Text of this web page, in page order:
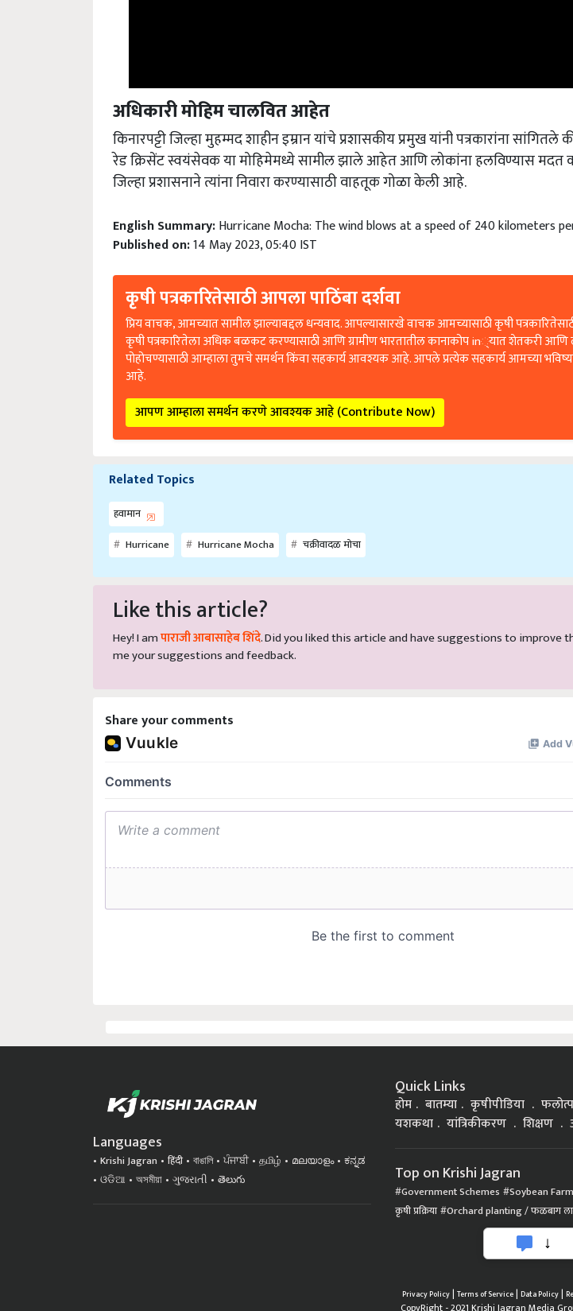
अधिकारी मोहिम चालवित आहेत
किनारपट्टी जिल्हा मुहम्मद शाहीन इम्रान यांचे प्रशासकीय प्रमुख यांनी पत्रकारांना सांगितले
रेड क्रिसेंट स्वयंसेवक या मोहिमेमध्ये सामील झाले आहेत आणि लोकांना हलविण्यास
जिल्हा प्रशासनाने त्यांना निवारा करण्यासाठी वाहतूक गोळा केली आहे.
English Summary:Hurricane Mocha: The wind blows at a speed of 240 kilometers
Published on:14 May 2023, 05:40 IST
कृषी पत्रकारितेसाठी आपला पाठिंबा दर्शवा
प्रिय वाचक, आमच्यात सामील झाल्याबद्दल धन्यवाद. आपल्यासारखे वाचक आमच्यासाठी कृषी
कृषी पत्रकारितेला अधिक बळकट करण्यासाठी आणि ग्रामीण भारतातील कानाकोप in्यात शेतकरी आणि
पोहोचण्यासाठी आम्हाला तुमचे समर्थन किंवा सहकार्य आवश्यक आहे. आपले प्रत्येक सहकार्य आमच्या
आहे.
आपण आम्हाला समर्थन करणे आवश्यक आहे (Contribute Now)
Related Topics
हवामान
Hurricane
Hurricane Mocha चक्रीवादळ मोचा
Like this article?
Hey! I amपाराजी आबासाहेब शिंदे. Did you liked this article and have suggestions to improve
me your suggestions and feedback.
Share your comments
Languages
Krishi Jagran हिंदी বাঙালি ਪੰਜਾਬੀ தமிழ் മലയാളം
ಕನ್ನಡ
ଓଡିଆ
অসমীয়া ગુજરાતી తెలుగు
Quick Links
होम बातम्या कृषीपीडिया
यशकथा
यांत्रिकीकरण शिक्षण
Top on Krishi Jagran
Government Schemes Soybean
कृषी प्रक्रिया Orchard planting / फळबाग
Privacy Policy| Terms of Service| Data Policy|